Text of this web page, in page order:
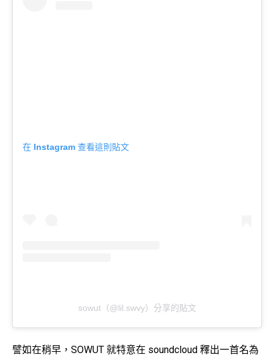
在 Instagram 查看這則貼文
sowut（@lil.swvy）分享的貼文
譬如在稍早，SOWUT 就特意在 soundcloud 釋出一首名為